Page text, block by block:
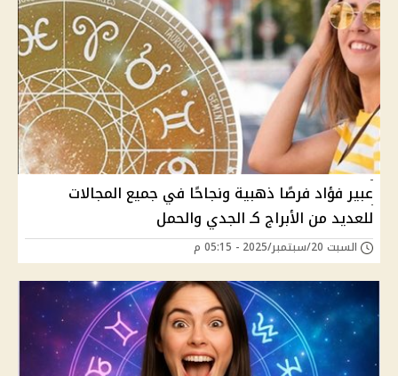
عبير فؤاد فرصًا ذهبية ونجاحًا في جميع المجالات
للعديد من الأبراج كـ الجدي والحمل
السبت 20/سبتمبر/2025 - 05:15 م